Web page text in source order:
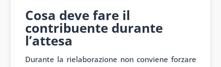
Cosa deve fare il
contribuente durante
l’attesa
Durante la rielaborazione non conviene forzare